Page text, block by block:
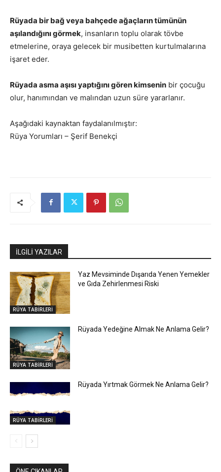
Rüyada bir bağ veya bahçede ağaçların tümünün
aşılandığını görmek, insanların toplu olarak tövbe
etmelerine, oraya gelecek bir musibetten kurtulmalarına
işaret eder.
Rüyada asma aşısı yaptığını gören kimsenin bir çocuğu
olur, hanımından ve malından uzun süre yararlanır.
Aşağıdaki kaynaktan faydalanılmıştır:
Rüya Yorumları – Şerif Benekçi
İLGİLİ YAZILAR
RÜYA TABİRLERİ
Yaz Mevsiminde Dışarıda Yenen Yemekler
ve Gıda Zehirlenmesi Riski
RÜYA TABİRLERİ
Rüyada Yedeğine Almak Ne Anlama Gelir?
RÜYA TABİRLERİ
Rüyada Yırtmak Görmek Ne Anlama Gelir?